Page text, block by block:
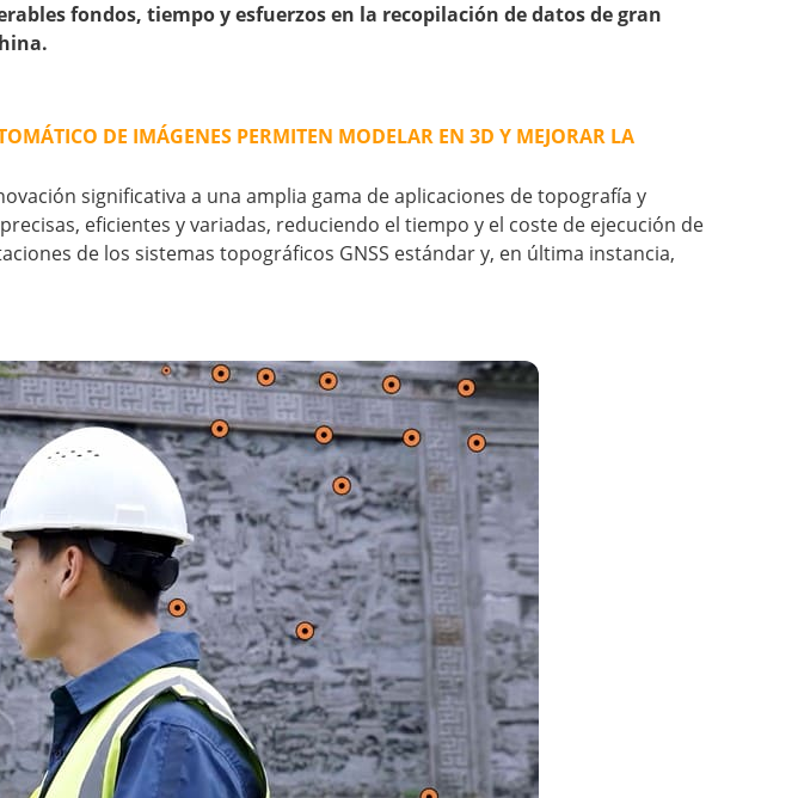
fondos, tiempo y esfuerzos en la recopilación de datos de gran
DE IMÁGENES PERMITEN MODELAR EN 3D Y MEJORAR LA
significativa a una amplia gama de aplicaciones de topografía y
eficientes y variadas, reduciendo el tiempo y el coste de ejecución de
de los sistemas topográficos GNSS estándar y, en última instancia,